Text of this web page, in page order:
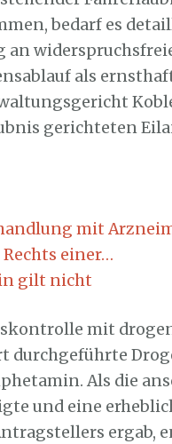
bedarf es
an
als
gerichteten
mit
einer…
gilt nicht
mit
durchgeführte
Als die
und eine
ergab,